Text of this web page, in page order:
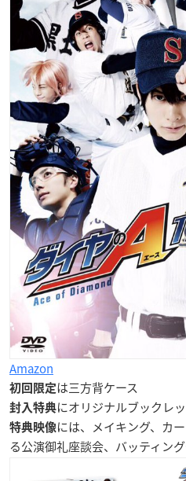
Amazon
初回限定は三方背ケース
封入特典にオリジナルブックレ
特典映像には、メイキング、カ
る公演御礼座談会、バッティン